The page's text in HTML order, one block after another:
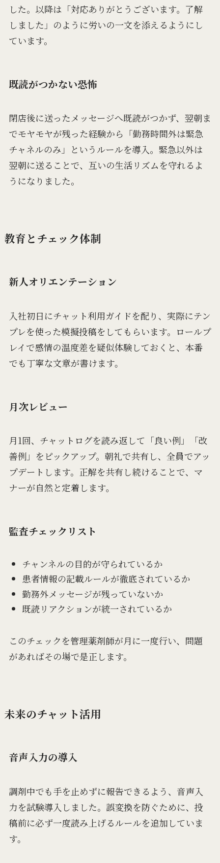
した。以降は「対応ありがとうございます。了解
しました」のように労いの一文を添えるようにし
ています。
既読がつかない恐怖
閉店後に送ったメッセージへ既読がつかず、翌朝ま
でモヤモヤが残った経験から「勤務時間外は緊急
チャネルのみ」というルールを導入。緊急以外は
翌朝に送ることで、互いの生活リズムを守れるよ
うになりました。
教育とチェック体制
新人オリエンテーション
入社初日にチャット利用ガイドを配り、実際にテン
プレを使った模擬投稿をしてもらいます。ロールプ
レイで感情の温度差を疑似体験しておくと、本番
でも丁寧な文章が書けます。
月次レビュー
月1回、チャットログを読み返して「良い例」「改
善例」をピックアップ。朝礼で共有し、全員でアッ
プデートします。正解を共有し続けることで、マ
ナーが自然と定着します。
監査チェックリスト
チャンネルの目的が守られているか
患者情報の記載ルールが徹底されているか
勤務外メッセージが残っていないか
既読リアクションが統一されているか
このチェックを管理薬剤師が月に一度行い、問題
があればその場で是正します。
未来のチャット活用
音声入力の導入
調剤中でも手を止めずに報告できるよう、音声入
力を試験導入しました。誤変換を防ぐために、投
稿前に必ず一度読み上げるルールを追加していま
す。